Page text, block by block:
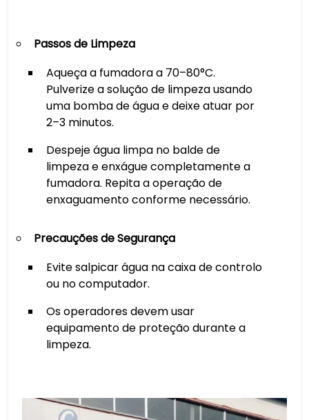
Passos de Limpeza
Aqueça a fumadora a 70–80°C.
Pulverize a solução de limpeza usando
uma bomba de água e deixe atuar por
2–3 minutos.
Despeje água limpa no balde de
limpeza e enxágue completamente a
fumadora. Repita a operação de
enxaguamento conforme necessário.
Precauções de Segurança
Evite salpicar água na caixa de controlo
ou no computador.
Os operadores devem usar
equipamento de proteção durante a
limpeza.